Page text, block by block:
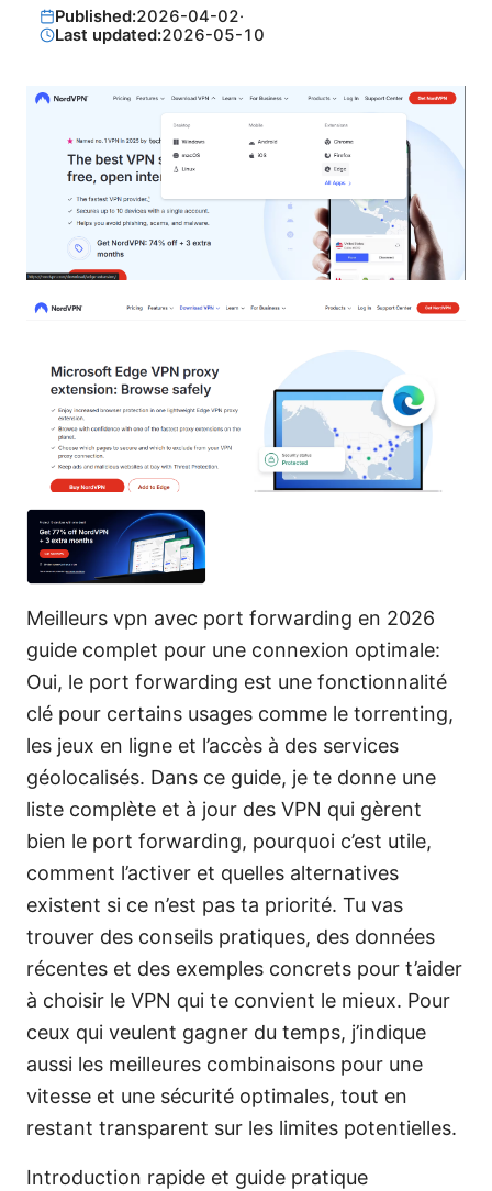
Published:2026-04-02·
Last updated:2026-05-10
Meilleurs vpn avec port forwarding en 2026
guide complet pour une connexion optimale:
Oui, le port forwarding est une fonctionnalité
clé pour certains usages comme le torrenting,
les jeux en ligne et l’accès à des services
géolocalisés. Dans ce guide, je te donne une
liste complète et à jour des VPN qui gèrent
bien le port forwarding, pourquoi c’est utile,
comment l’activer et quelles alternatives
existent si ce n’est pas ta priorité. Tu vas
trouver des conseils pratiques, des données
récentes et des exemples concrets pour t’aider
à choisir le VPN qui te convient le mieux. Pour
ceux qui veulent gagner du temps, j’indique
aussi les meilleures combinaisons pour une
vitesse et une sécurité optimales, tout en
restant transparent sur les limites potentielles.
Introduction rapide et guide pratique